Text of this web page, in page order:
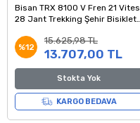
Bisan TRX 8100 V Fren 21 Vites
28 Jant Trekking Şehir Bisikleti
%12
15.625,98 TL
13.707,00 TL
Stokta Yok
KARGO BEDAVA